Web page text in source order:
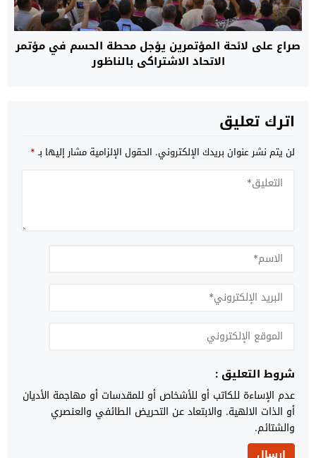
صراع على لائحة المؤتمرين يؤجل محطة الحسم في مؤتمر
الاتحاد الاشتراكي بالناظور
اترك تعليق
لن يتم نشر عنوان بريدك الإلكتروني. الحقول الإلزامية مشار إليها بـ*
شروط التعليق :
عدم الإساءة للكاتب أو للأشخاص أو للمقدسات أو مهاجمة الأديان
أو الذات الالهية. والابتعاد عن التحريض الطائفي والعنصري
والشتائم.